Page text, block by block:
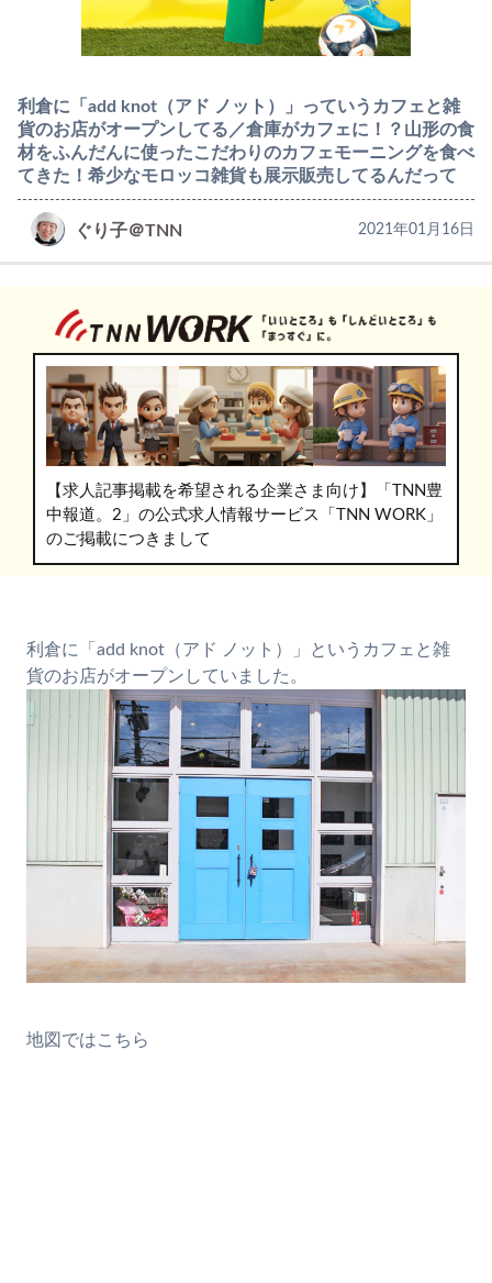
利倉に「add knot（アド ノット）」っていうカフェと雑
貨のお店がオープンしてる／倉庫がカフェに！？山形の食
材をふんだんに使ったこだわりのカフェモーニングを食べ
てきた！希少なモロッコ雑貨も展示販売してるんだって
ぐり子＠TNN 2021年01月16日
【求人記事掲載を希望される企業さま向け】「TNN豊
中報道。2」の公式求人情報サービス「TNN WORK」
のご掲載につきまして
利倉に「add knot（アド ノット）」というカフェと雑
貨のお店がオープンしていました。
地図ではこちら